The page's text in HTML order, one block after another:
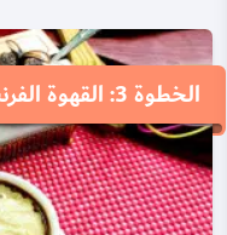
الخطوة 3: القهوة الفرنسية بالكريمة